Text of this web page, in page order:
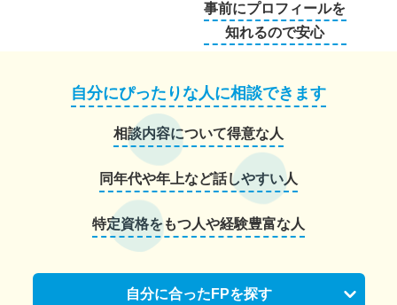
事前にプロフィールを
知れるので安心
自分にぴったりな人に相談できます
相談内容について得意な人
同年代や年上など話しやすい人
特定資格をもつ人や経験豊富な人
自分に合ったFPを探す